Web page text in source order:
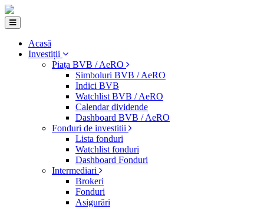
Acasă
Investiții
Piața BVB / AeRO
Simboluri BVB / AeRO
Indici BVB
Watchlist BVB / AeRO
Calendar dividende
Dashboard BVB / AeRO
Fonduri de investitii
Lista fonduri
Watchlist fonduri
Dashboard Fonduri
Intermediari
Brokeri
Fonduri
Asigurări